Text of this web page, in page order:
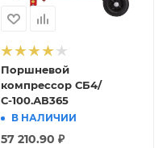
Поршневой
компрессор СБ4/
С-100.АВ365
В НАЛИЧИИ
57 210.90 ₽